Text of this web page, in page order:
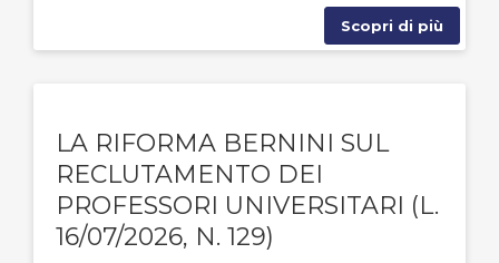
Scopri di più
LA RIFORMA BERNINI SUL
RECLUTAMENTO DEI
PROFESSORI UNIVERSITARI (L.
16/07/2026, N. 129)